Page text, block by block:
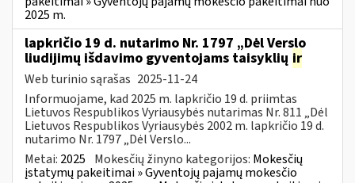
2025 m.
lapkričio 19 d. nutarimo Nr. 1797 „Dėl Verslo
liudijimų išdavimo gyventojams taisyklių ir
Web turinio sąrašas 2025-11-24
Informuojame, kad 2025 m. lapkričio 19 d. priimtas
Lietuvos Respublikos Vyriausybės nutarimas Nr. 811 „Dėl
Lietuvos Respublikos Vyriausybės 2002 m. lapkričio 19 d.
nutarimo Nr. 1797 „Dėl Verslo...
Metai: 2025 Mokesčių žinyno kategorijos: Mokesčių
įstatymų pakeitimai » Gyventojų pajamų mokesčio